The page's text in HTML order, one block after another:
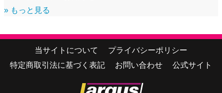
» もっと見る
当サイトについて
プライバシーポリシー
特定商取引法に基づく表記
お問い合わせ 公式サイト